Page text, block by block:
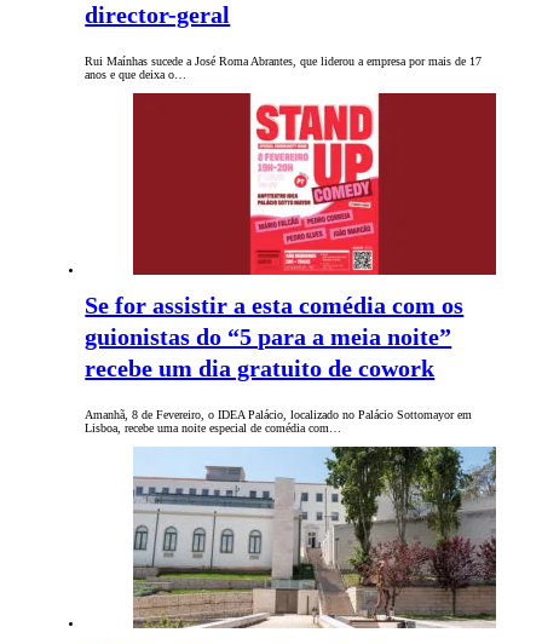
director-geral
Rui Maínhas sucede a José Roma Abrantes, que liderou a empresa por mais de 17
anos e que deixa o…
Se for assistir a esta comédia com os
guionistas do “5 para a meia noite”
recebe um dia gratuito de cowork
Amanhã, 8 de Fevereiro, o IDEA Palácio, localizado no Palácio Sottomayor em
Lisboa, recebe uma noite especial de comédia com…